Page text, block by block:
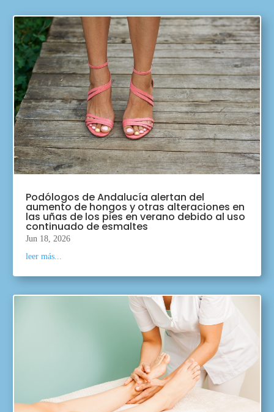
Podólogos de Andalucía alertan del
aumento de hongos y otras alteraciones en
las uñas de los pies en verano debido al uso
continuado de esmaltes
Jun 18, 2026
leer más...